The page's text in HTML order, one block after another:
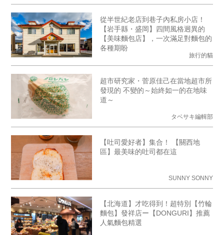
從半世紀老店到巷子內私房小店！
【岩手縣・盛岡】四間風格迥異的
【美味麵包店】，一次滿足對麵包的
各種期盼
旅行的貓
超市研究家・菅原佳己在當地超市所
發現的 不變的～始終如一的在地味
道～
タベサキ編輯部
【吐司愛好者】集合！ 【關西地
區】最美味的吐司都在這
SUNNY SONNY
【北海道】才吃得到！超特別【竹輪
麵包】發祥店ー【DONGURI】推薦
人氣麵包精選